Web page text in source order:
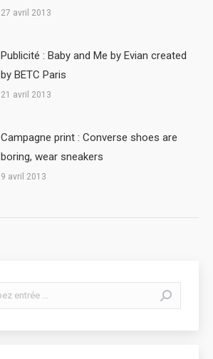
27 avril 2013
Publicité : Baby and Me by Evian created
by BETC Paris
21 avril 2013
Campagne print : Converse shoes are
boring, wear sneakers
9 avril 2013